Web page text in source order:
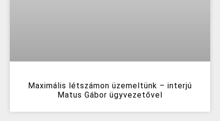
Maximális létszámon üzemeltünk – interjú
Matus Gábor ügyvezetővel